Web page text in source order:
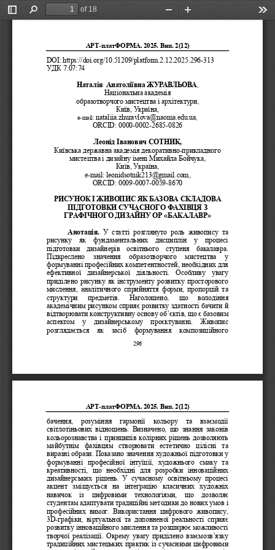
Toggle
Find
of 18
Zoom
АРТ-платФОРМА. 2025. Вип. 2(12)
296
DOI:https://doi.org/10.51209/platform.2.12.2025.296-313
УДК 7.07:74
Наталія  Анатоліївна ЖУРАВЛЬОВА
Національна академія
образотворчого мистецтва і архітектури,
Київ,
e-mail: nataliia.zhuravlova@naoma.edu.ua
ORCID: 0000-0002-2685-0826
Леонід
Київська державна академія декоративно-прикладного
мистецтва і дизайну імені Михайла Бойчука,
Київ,
e-mail: leonidsotnik213@gmail.com,
ORCID: 0009-0007-0059-8670
РИСУНОК І ЖИВОПИС ЯК БАЗОВА СКЛАДОВА
ПІДГОТОВКИ СУЧАСНОГО ФАХІВЦЯ З
ГРАФІЧНОГО ДИЗАЙНУ ОР «БАКАЛАВР»
Анотація.
У  статті  розглянуто  роль  живопису  та
рисунку
як  фундаментальних  дисциплін  у  процесі
підготовки  дизайнерів  освітнього  ступеня  бакалавра.
Підкреслено  значення  образотворчого  мистецтва  у
формуванні професійних компетентностей, необхідних для
ефективної  дизайнерської  діяльності.  Особливу  увагу
приділено рисунку як інструменту розвитку просторового
мислення, аналітичного сприйняття форми, пропорцій та
структури   предметів.   Наголошено,   що   володіння
академічним рисунком сприяє розвитку здатності бачити й
відтворювати конструктивну основу об’єктів, що є базовим
аспектом  у  дизайнерському  проєктуванні.  Живопис
розглядається  як  засіб  формування  композиційного
АРТ-платФОРМА. 2025. Вип. 2(12)
бачення,  розуміння  гармонії  кольору  та  взаємодії
світлотіньових  відношень.  Визначено,  що  знання законів
кольорознавства і принципів колірних рішень дозволяють
майбутнім  фахівцям  створювати  естетично  цілісні  та
виразні образи. Показано значення художньої підготовки у
формуванні  професійної  інтуїції,  художнього  смаку  та
креативності,  що  необхідні  для  розробки  інноваційних
дизайнерських  рішень.  У  сучасному  освітньому  процесі
акцент  зміщується  на  інтеграцію  класичних  художніх
навичок  із  цифровими  технологіями,  що  дозволяє
студентам адаптувати традиційні методики до нових умов і
професійних  вимог.  Використання  цифрового  живопису,
3D-графіки,  віртуальної  та  доповненої  реальності  сприяє
розвитку інноваційного мислення та розширює можливості
творчої реалізації. Окрему увагу приділено взаємозв’язку
традиційних мистецьких практик із сучасними цифровими